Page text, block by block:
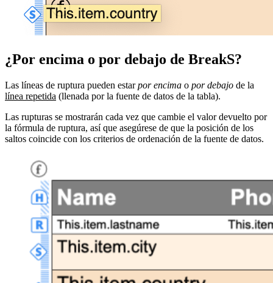
¿Por encima o por debajo de BreakS?
Las líneas de ruptura pueden estarpor encima o por debajo de la
línea repetida (llenada por la fuente de datos de la tabla).
Las rupturas se mostrarán cada vez que cambie el valor devuelto por
la fórmula de ruptura, así que asegúrese de que la posición de los
saltos coincide con los criterios de ordenación de la fuente de datos.